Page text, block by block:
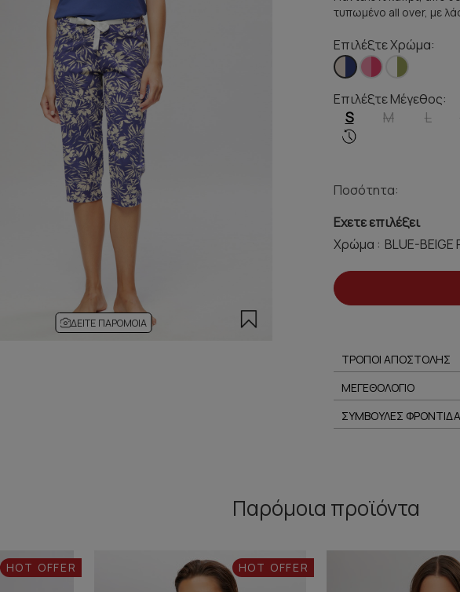
ΔΕΊΤΕ ΠΑΡΌΜΟΙΑ
τυπωμένο all over, με
Επιλέξτε Χρώμα:
Επιλέξτε Μέγεθος:
S M L
Ποσότητα:
Εχετε επιλέξει
Χρώμα :
ΤΡΟΠΟΙ ΑΠΟΣΤΟΛΗΣ
ΜΕΓΕΘΟΛΟΓΙΟ
ΣΥΜΒΟΥΛΕΣ
Παρόμοια προϊόντα
HOT OFFER HOT OFFER